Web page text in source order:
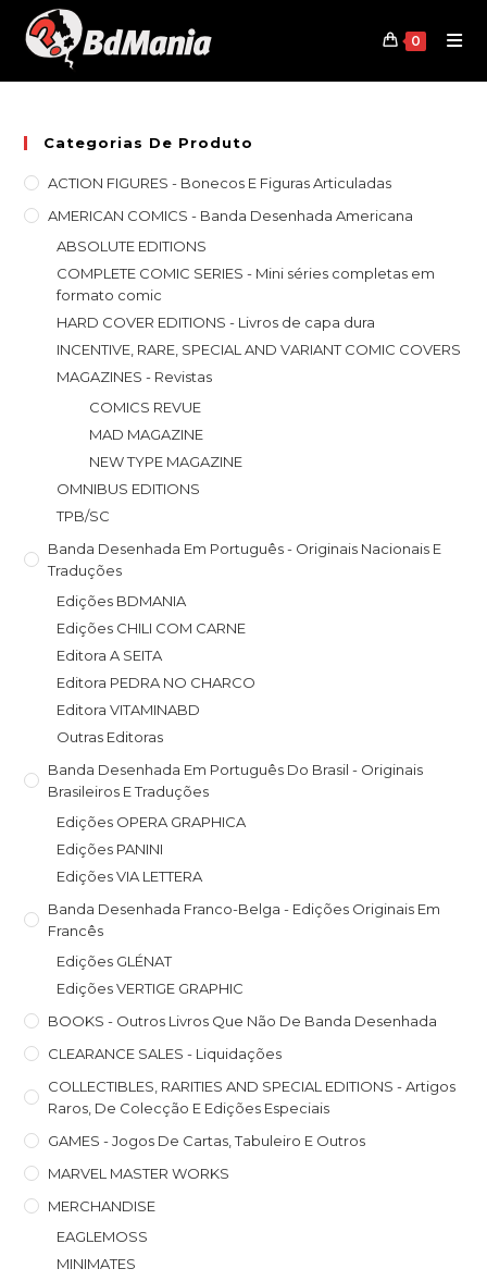
content
0
Categorias De Produto
ACTION FIGURES - Bonecos E Figuras Articuladas
AMERICAN COMICS - Banda Desenhada Americana
ABSOLUTE EDITIONS
COMPLETE COMIC SERIES - Mini séries completas em
formato comic
HARD COVER EDITIONS - Livros de capa dura
INCENTIVE, RARE, SPECIAL AND VARIANT COMIC COVERS
MAGAZINES - Revistas
COMICS REVUE
MAD MAGAZINE
NEW TYPE MAGAZINE
OMNIBUS EDITIONS
TPB/SC
Banda Desenhada Em Português - Originais Nacionais E
Traduções
Edições BDMANIA
Edições CHILI COM CARNE
Editora A SEITA
Editora PEDRA NO CHARCO
Editora VITAMINABD
Outras Editoras
Banda Desenhada Em Português Do Brasil - Originais
Brasileiros E Traduções
Edições OPERA GRAPHICA
Edições PANINI
Edições VIA LETTERA
Banda Desenhada Franco-Belga - Edições Originais Em
Francês
Edições GLÉNAT
Edições VERTIGE GRAPHIC
BOOKS - Outros Livros Que Não De Banda Desenhada
CLEARANCE SALES - Liquidações
COLLECTIBLES, RARITIES AND SPECIAL EDITIONS - Artigos
Raros, De Colecção E Edições Especiais
GAMES - Jogos De Cartas, Tabuleiro E Outros
MARVEL MASTER WORKS
MERCHANDISE
EAGLEMOSS
MINIMATES